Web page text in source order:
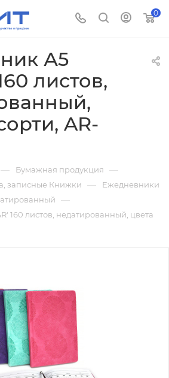
0
А5
листов,
AR-
— Бумажная продукция —
записные Книжки — Ежедневники
—
160 листов, недатированный, цвета